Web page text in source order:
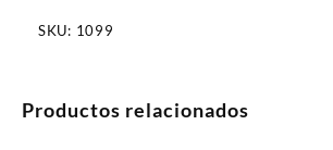
SKU: 1099
Productos relacionados